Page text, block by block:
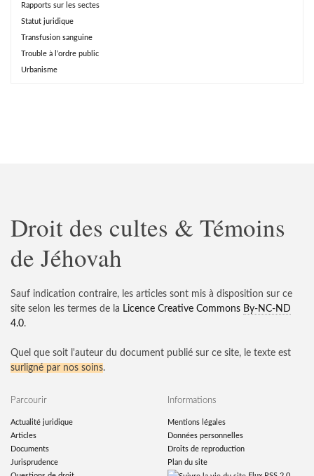
Rapports sur les sectes
Statut juridique
Transfusion sanguine
Trouble à l’ordre public
Urbanisme
Droit des cultes & Témoins
de Jéhovah
Sauf indication contraire, les articles sont mis à disposition sur ce
site selon les termes de la Licence Creative Commons By-NC-ND
4.0.
Quel que soit l'auteur du document publié sur ce site, le texte est
surligné par nos soins.
Parcourir
Actualité juridique
Articles
Documents
Jurisprudence
Informations
Mentions légales
Données personnelles
Droits de reproduction
Plan du site